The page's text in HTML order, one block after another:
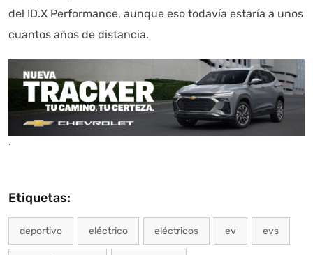
del ID.X Performance, aunque eso todavía estaría a unos
cuantos años de distancia.
.
Etiquetas:
deportivo eléctrico eléctricos ev evs